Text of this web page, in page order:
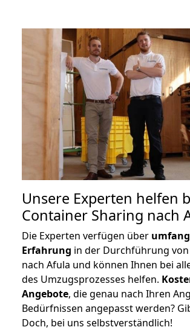
Unsere Experten helfen
Container Sharing nach
Die Experten verfügen über
Erfahrung in der Durchführung
nach Afula und können Ihnen bei
des Umzugsprozesses helfen. K
Angebote, die genau nach Ihren
Bedürfnissen angepasst werden?
Doch, bei uns selbstverständlich!